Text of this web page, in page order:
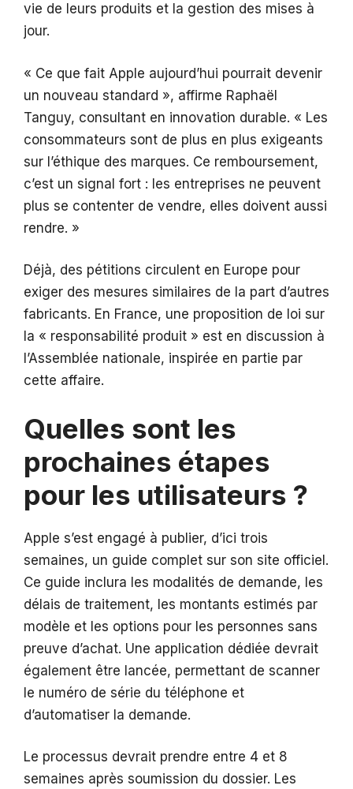
vie de leurs produits et la gestion des mises à
jour.
« Ce que fait Apple aujourd’hui pourrait devenir
un nouveau standard », affirme Raphaël
Tanguy, consultant en innovation durable. « Les
consommateurs sont de plus en plus exigeants
sur l’éthique des marques. Ce remboursement,
c’est un signal fort : les entreprises ne peuvent
plus se contenter de vendre, elles doivent aussi
rendre. »
Déjà, des pétitions circulent en Europe pour
exiger des mesures similaires de la part d’autres
fabricants. En France, une proposition de loi sur
la « responsabilité produit » est en discussion à
l’Assemblée nationale, inspirée en partie par
cette affaire.
Quelles sont les
prochaines étapes
pour les utilisateurs ?
Apple s’est engagé à publier, d’ici trois
semaines, un guide complet sur son site officiel.
Ce guide inclura les modalités de demande, les
délais de traitement, les montants estimés par
modèle et les options pour les personnes sans
preuve d’achat. Une application dédiée devrait
également être lancée, permettant de scanner
le numéro de série du téléphone et
d’automatiser la demande.
Le processus devrait prendre entre 4 et 8
semaines après soumission du dossier. Les